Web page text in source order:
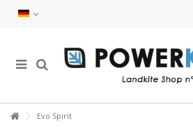
Evo Spirit